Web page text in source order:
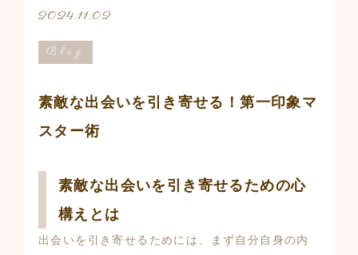
2024.11.02
Blog
素敵な出会いを引き寄せる！第一印象マ
スター術
素敵な出会いを引き寄せるための心
構えとは
出会いを引き寄せるためには、まず自分自身の内